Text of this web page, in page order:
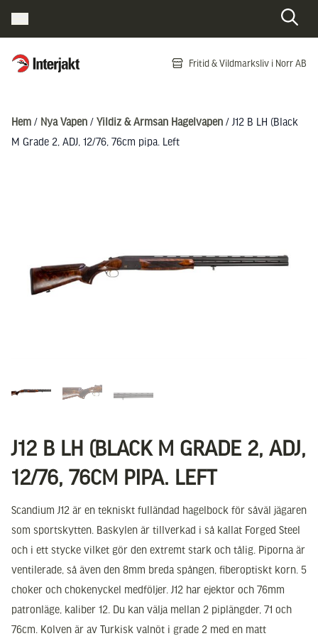
Interjakt SE Fritid & Vildmarksliv i Norr AB
Hem / Nya Vapen / Yildiz & Armsan Hagelvapen / J12 B LH (Black
M Grade 2, ADJ, 12/76, 76cm pipa. Left
J12 B LH (BLACK M GRADE 2, ADJ,
12/76, 76CM PIPA. LEFT
Scandium J12 är en tekniskt fulländad hagelbock för såväl jägaren
som sportskytten. Baskylen är tillverkad i så kallat Forged Steel
och i ett stycke vilket gör den extremt stark och tålig. Piporna är
ventilerade, så även den 8mm breda spången, fiberoptiskt korn. 5
choker och chokenyckel medföljer. J12 har ejektor och 76mm
patronläge, kaliber 12. Du kan välja mellan 2 piplängder, 71 och
76cm. Kolven är av Turkisk valnöt i grade 2 med en matt